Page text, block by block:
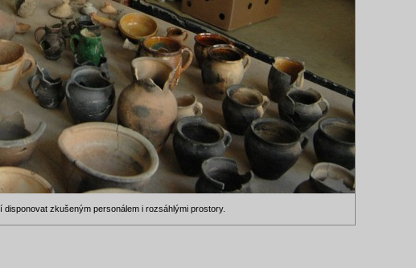
zkušeným personálem i rozsáhlými prostory.